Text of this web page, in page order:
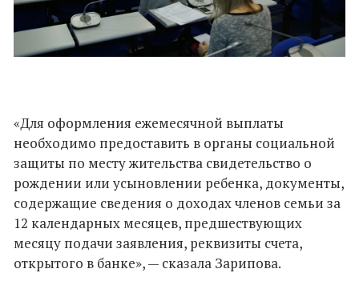
«Для оформления ежемесячной выплаты
необходимо предоставить в органы социальной
защиты по месту жительства свидетельство о
рождении или усыновлении ребенка, документы,
содержащие сведения о доходах членов семьи за
12 календарных месяцев, предшествующих
месяцу подачи заявления, реквизиты счета,
открытого в банке», — сказала Зарипова.